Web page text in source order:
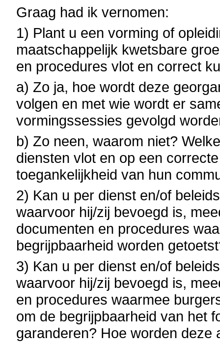
Graag had ik vernomen:
1) Plant u een vorming of
maatschappelijk kwetsbare
en procedures vlot en correct
a) Zo ja, hoe wordt deze
volgen en met wie wordt er
vormingssessies gevolgd
b) Zo neen, waarom niet?
diensten vlot en op een
toegankelijkheid van hun
2) Kan u per dienst en/of
waarvoor hij/zij bevoegd is,
documenten en procedures
begrijpbaarheid worden
3) Kan u per dienst en/of
waarvoor hij/zij bevoegd is,
en procedures waarmee
om de begrijpbaarheid van het
garanderen? Hoe worden deze